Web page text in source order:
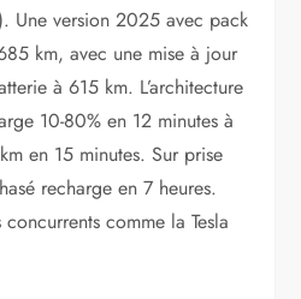
Une version 2025 avec pack
km, avec une mise à jour
à 615 km. L’architecture
10-80% en 12 minutes à
en 15 minutes. Sur prise
recharge en 7 heures.
comme la Tesla